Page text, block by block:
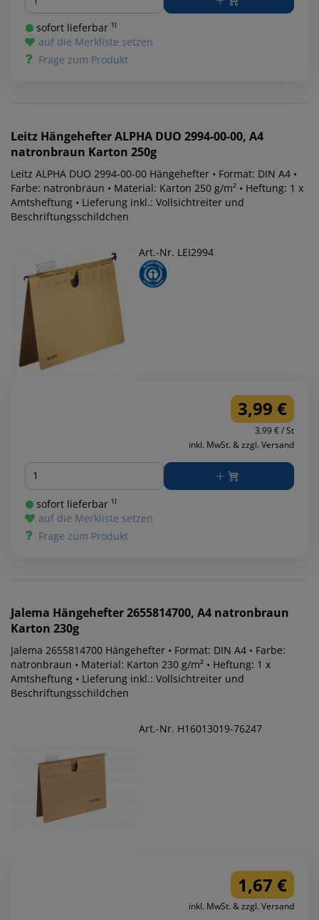
sofort lieferbar ¹⁾
auf die Merkliste setzen
Frage zum Produkt
Leitz Hängehefter ALPHA DUO 2994-00-00, A4
natronbraun Karton 250g
Leitz ALPHA DUO 2994-00-00 Hängehefter • Format: DIN A4 •
Farbe: natronbraun • Material: Karton 250 g/m² • Heftung: 1 x
Amtsheftung • Lieferung inkl.: Vollsichtreiter und
Beschriftungsschildchen
Art.-Nr. LEI2994
3,99 €
3.99 € / St
inkl. MwSt. & zzgl. Versand
Menge
sofort lieferbar ¹⁾
auf die Merkliste setzen
Frage zum Produkt
Jalema Hängehefter 2655814700, A4 natronbraun
Karton 230g
Jalema 2655814700 Hängehefter • Format: DIN A4 • Farbe:
natronbraun • Material: Karton 230 g/m² • Heftung: 1 x
Amtsheftung • Lieferung inkl.: Vollsichtreiter und
Beschriftungsschildchen
Art.-Nr. H16013019-76247
1,67 €
inkl. MwSt. & zzgl. Versand